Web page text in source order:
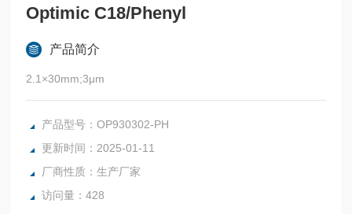
Optimic C18/Phenyl
产品简介
2.1×30mm;3μm
产品型号：OP930302-PH
更新时间：2025-01-11
厂商性质：生产厂家
访问量：428